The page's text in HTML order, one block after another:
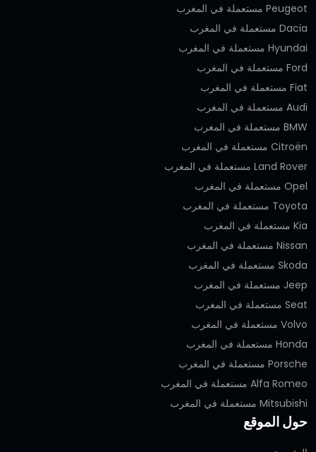
Peugeot مستعملة في المغرب
Dacia مستعملة في المغرب
Hyundai مستعملة في المغرب
Ford مستعملة في المغرب
Fiat مستعملة في المغرب
Audi مستعملة في المغرب
BMW مستعملة في المغرب
Citroën مستعملة في المغرب
Land Rover مستعملة في المغرب
Opel مستعملة في المغرب
Toyota مستعملة في المغرب
Kia مستعملة في المغرب
Nissan مستعملة في المغرب
Skoda مستعملة في المغرب
Jeep مستعملة في المغرب
Seat مستعملة في المغرب
Volvo مستعملة في المغرب
Honda مستعملة في المغرب
Porsche مستعملة في المغرب
Alfa Romeo مستعملة في المغرب
Mitsubishi مستعملة في المغرب
حول الموقع